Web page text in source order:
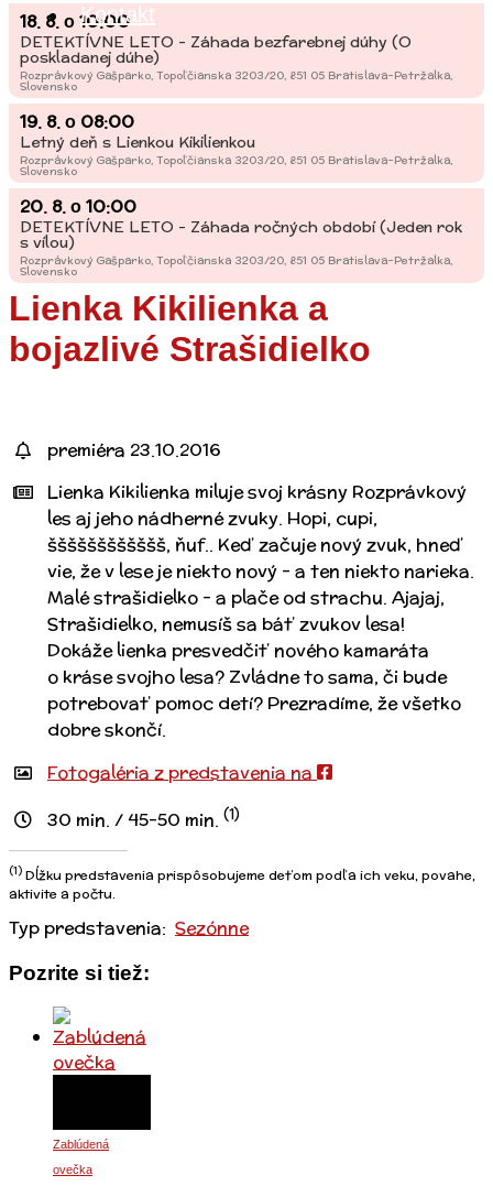
Kontakt
18. 8. o 10:00
DETEKTÍVNE LETO - Záhada bezfarebnej dúhy (O
poskladanej dúhe)
Rozprávkový Gašparko, Topoľčianska 3203/20, 851 05 Bratislava-Petržalka,
Slovensko
19. 8. o 08:00
Letný deň s Lienkou Kikilienkou
Rozprávkový Gašparko, Topoľčianska 3203/20, 851 05 Bratislava-Petržalka,
Slovensko
20. 8. o 10:00
DETEKTÍVNE LETO - Záhada ročných období (Jeden rok
s vílou)
Rozprávkový Gašparko, Topoľčianska 3203/20, 851 05 Bratislava-Petržalka,
Slovensko
Lienka Kikilienka a
bojazlivé Strašidielko
premiéra 23.10.2016
Lienka Kikilienka miluje svoj krásny Rozprávkový
les aj jeho nádherné zvuky. Hopi, cupi,
šššššššššššš, ňuf.. Keď začuje nový zvuk, hneď
vie, že v lese je niekto nový – a ten niekto narieka.
Malé strašidielko – a plače od strachu. Ajajaj,
Strašidielko, nemusíš sa báť zvukov lesa!
Dokáže lienka presvedčiť nového kamaráta
o kráse svojho lesa? Zvládne to sama, či bude
potrebovať pomoc detí? Prezradíme, že všetko
dobre skončí.
Fotogaléria z predstavenia na
30 min. / 45-50 min. (1)
(1) Dĺžku predstavenia prispôsobujeme deťom podľa ich veku, povahe,
aktivite a počtu.
Typ predstavenia: Sezónne
Pozrite si tiež:
Zablúdená
ovečka